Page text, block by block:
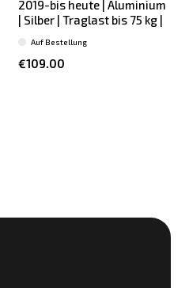
2019-bis heute | Aluminium
| Silber | Traglast bis 75 kg |
€109.00
Auf Bestellung